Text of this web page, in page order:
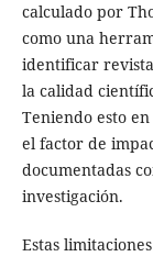
calculado por
como una
identificar
la calidad
Teniendo esto
el factor de
documentadas
investigación.
Estas